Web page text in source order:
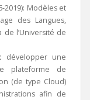
2019): Modèles et
des Langues,
de l’Université de
: développer une
plateforme de
(de type Cloud)
afin de